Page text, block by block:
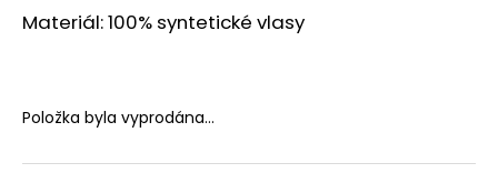
Materiál: 100% syntetické vlasy
Položka byla vyprodána…
o
p
o